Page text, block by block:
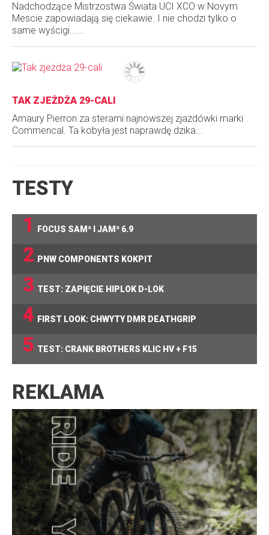
Nadchodzące Mistrzostwa Świata UCI XCO w Novym
Mescie zapowiadają się ciekawie. I nie chodzi tylko o
same wyścigi......
TAK ZJEŻDŻA 29-CALI
Amaury Pierron za sterami najnowszej zjazdówki marki
Commencal. Ta kobyła jest naprawdę dzika...
TESTY
1
FOCUS SAM² I JAM² 6.9
2 PNW COMPONENTS KOKPIT
3 TEST: ZAPIĘCIE HIPLOK D-LOK
4 FIRST LOOK: CHWYTY DMR DEATHGRIP
5 TEST: CRANK BROTHERS KLIC HV + F15
REKLAMA